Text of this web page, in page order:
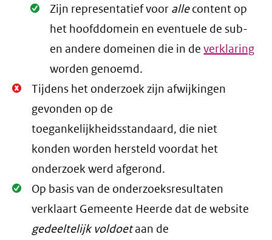
Oké.
Zijn representatief voor allecontent op
het hoofddomein en eventuele de sub-
en andere domeinen die in deverklaring
worden genoemd.
Niet
Oké.
Tijdens het onderzoek zijn afwijkingen
gevonden op de
toegankelijkheidsstandaard, die niet
konden worden hersteld voordat het
onderzoek werd afgerond.
Oké.
Op basis van de onderzoeksresultaten
verklaart Gemeente Heerde dat de website
gedeeltelijk voldoetaan de